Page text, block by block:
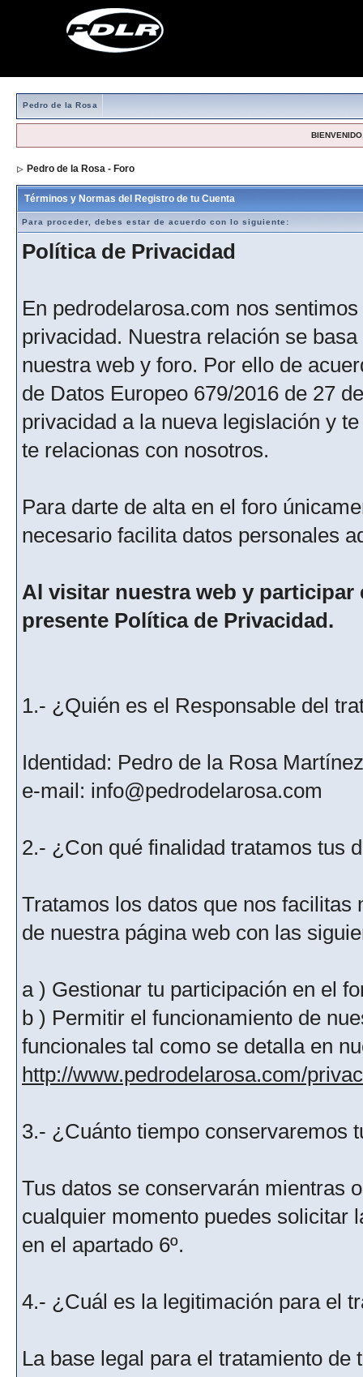
Pedro de la Rosa
Pedro de la Rosa - Foro
Términos y Normas del Registro de tu Cuenta
Para proceder, debes estar de acuerdo con lo siguiente:
Política de Privacidad
En pedrodelarosa.com nos
privacidad. Nuestra relación se
nuestra web y foro. Por ello de
de Datos Europeo 679/2016 de 27
privacidad a la nueva legislación y
te relacionas con nosotros.
Para darte de alta en el foro
necesario facilita datos personales
Al visitar nuestra web y
presente Política de Privacidad.
1.- ¿Quién es el Responsable del
Identidad: Pedro de la Rosa Martínez
e-mail: info@pedrodelarosa.com
2.- ¿Con qué finalidad tratamos tus
Tratamos los datos que nos
de nuestra página web con las
a ) Gestionar tu participación en el
b ) Permitir el funcionamiento de
funcionales tal como se detalla en
http://www.pedrodelarosa.com/
3.- ¿Cuánto tiempo conservaremos
Tus datos se conservarán mientras
cualquier momento puedes solicitar
en el apartado 6º.
4.- ¿Cuál es la legitimación para el
La base legal para el tratamiento